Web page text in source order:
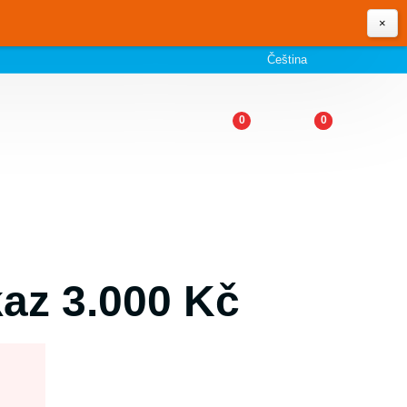
×
Čeština
0 0
3.000 Kč